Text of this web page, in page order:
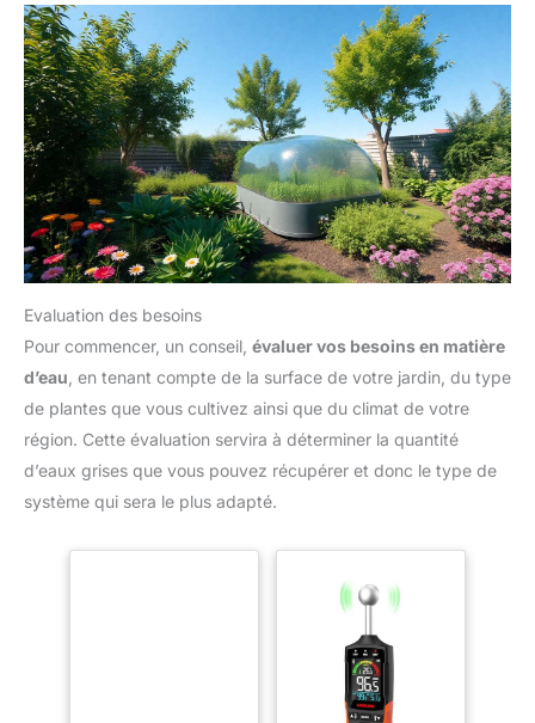
Evaluation des besoins
Pour commencer, un conseil, évaluer vos besoins en matière
d’eau , en tenant compte de la surface de votre jardin, du type
de plantes que vous cultivez ainsi que du climat de votre
région. Cette évaluation servira à déterminer la quantité
d’eaux grises que vous pouvez récupérer et donc le type de
système qui sera le plus adapté.